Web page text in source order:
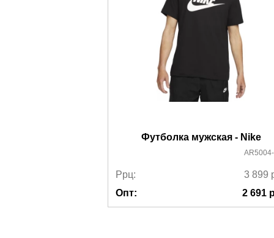
Футболка мужская - Nike
Ррц: 3 899
Опт:
2 691